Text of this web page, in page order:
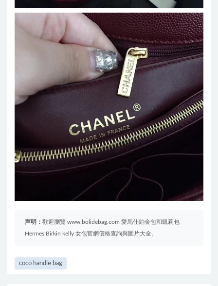
声明： 歡迎瀏覽 www.bolidebag.com 愛馬仕鉑金包和凱莉包
Hermes Birkin kelly 女包官網價格查詢與圖片大全。
coco handle bag